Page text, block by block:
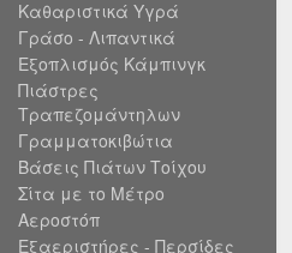
Καθαριστικά Υγρά
Γράσο - Λιπαντικά
Εξοπλισμός Κάμπινγκ
Πιάστρες
Τραπεζομάντηλων
Γραμματοκιβώτια
Βάσεις Πιάτων Τοίχου
Σίτα με το Μέτρο
Αεροστόπ
Εξαεριστήρες - Περσίδες